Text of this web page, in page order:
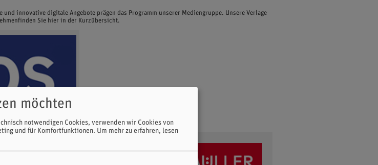
innovative digitale Angebote prägen das Programm unserer Mediengruppe. Unsere Verlage
Sie hier in der Kurzübersicht.
möchten
notwendigen Cookies, verwenden wir Cookies von
und für Komfortfunktionen. Um mehr zu erfahren, lesen